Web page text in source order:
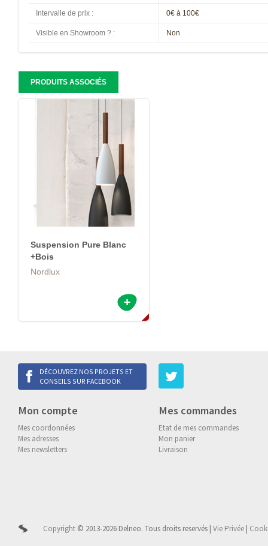
Intervalle de prix : 0€ à 100€
Visible en Showroom ? : Non
PRODUITS ASSOCIÉS
Suspension Pure Blanc
+Bois
Nordlux
DÉCOUVREZ NOS PROJETS ET
CONSEILS SUR FACEBOOK
Mon compte
Mes coordonnées
Mes adresses
Mes newsletters
Mes commandes
Etat de mes commandes
Mon panier
Livraison
Copyright © 2013-2026 Delneo. Tous droits reservés | Vie Privée |